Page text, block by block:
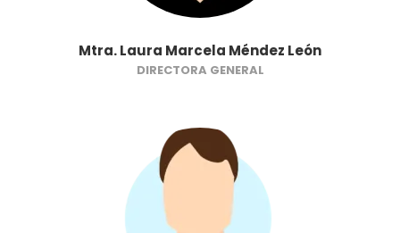
Mtra. Laura Marcela Méndez León
DIRECTORA GENERAL